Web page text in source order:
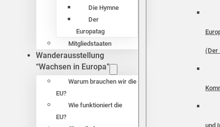
Die Hymne
Der
Europatag
Mitgliedstaaten
Wanderausstellung
“Wachsen in Europa”
Warum brauchen wir die
EU?
Wie funktioniert die
EU?
(Der
und